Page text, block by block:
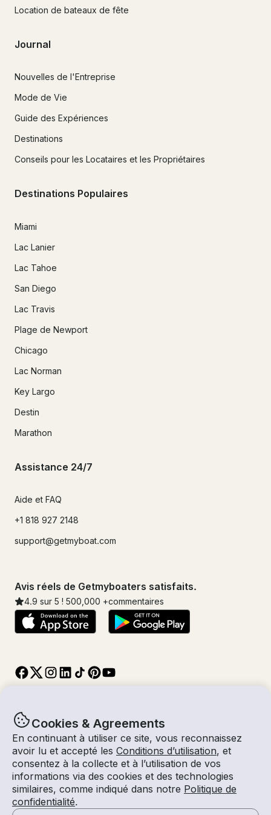
Cookies & Agreements
En continuant à utiliser ce site, vous reconnaissez
avoir lu et accepté les Conditions d’utilisation, et
consentez à la collecte et à l’utilisation de vos
informations via des cookies et des technologies
similaires, comme indiqué dans notre Politique de
confidentialité.
Location de bateaux de fête
Journal
Nouvelles de l'Entreprise
Mode de Vie
Guide des Expériences
Destinations
Conseils pour les Locataires et les Propriétaires
Destinations Populaires
Miami
Lac Lanier
Lac Tahoe
San Diego
Lac Travis
Plage de Newport
Chicago
Lac Norman
Key Largo
Destin
Marathon
Assistance 24/7
Aide et FAQ
+1 818 927 2148
support@getmyboat.com
Avis réels de Getmyboaters satisfaits.
4.9 sur 5 ! 500,000 +commentaires
© Getmyboat 2026TermesConfidentialité
11 août 2026
4 heures2 Invités
$570 /heure